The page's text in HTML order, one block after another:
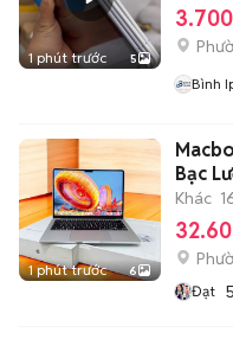
1 phút trước 5
Bình
1 phút trước 6
Bạc
Khác
Đạt